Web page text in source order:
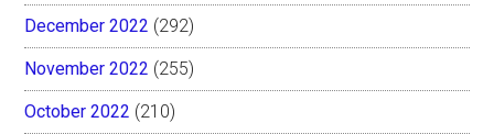
December 2022 (292)
November 2022 (255)
October 2022 (210)